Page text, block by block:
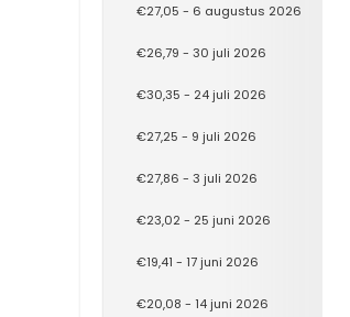
€27,05 - 6 augustus 2026
€26,79 - 30 juli 2026
€30,35 - 24 juli 2026
€27,25 - 9 juli 2026
€27,86 - 3 juli 2026
€23,02 - 25 juni 2026
€19,41 - 17 juni 2026
€20,08 - 14 juni 2026